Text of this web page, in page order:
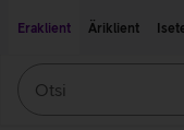
Eraklient
Äriklient